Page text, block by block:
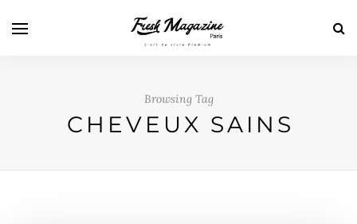
Browsing Tag
CHEVEUX SAINS